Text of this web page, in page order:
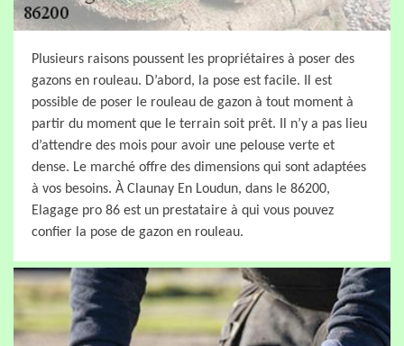
Plusieurs raisons poussent les propriétaires à poser des
gazons en rouleau. D’abord, la pose est facile. Il est
possible de poser le rouleau de gazon à tout moment à
partir du moment que le terrain soit prêt. Il n’y a pas lieu
d’attendre des mois pour avoir une pelouse verte et
dense. Le marché offre des dimensions qui sont adaptées
à vos besoins. À Claunay En Loudun, dans le 86200,
Elagage pro 86 est un prestataire à qui vous pouvez
confier la pose de gazon en rouleau.